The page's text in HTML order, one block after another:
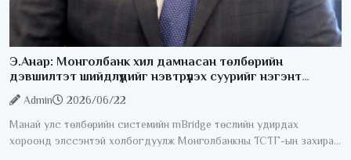
Э.Анар: Монголбанк хил дамнасан төлбөрийн
дэвшилтэт шийдлүүдийг нэвтрүүлэх суурийг нэгэнт
бүрдүүлсэн
Admin
2026/06/22
Манай улс төлбөрийн системийн mBridge төслийн удирдах
хороонд элссэнтэй холбогдуулж Монголбанкны ТСТГ-ын захирал